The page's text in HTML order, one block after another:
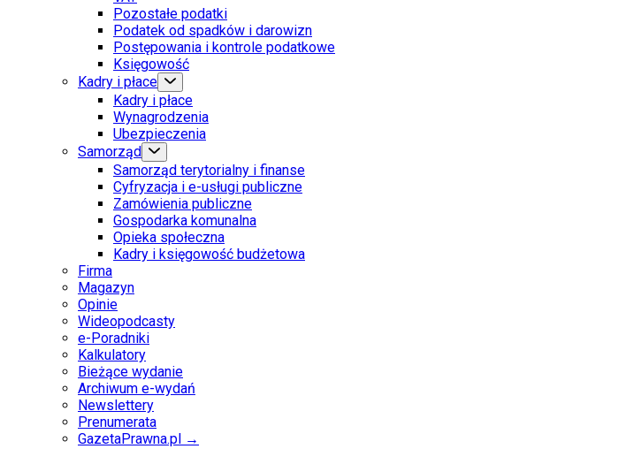
Pozostałe podatki
Podatek od spadków i darowizn
Postępowania i kontrole podatkowe
Księgowość
Kadry i płace
Kadry i płace
Wynagrodzenia
Ubezpieczenia
Samorząd
Samorząd terytorialny i finanse
Cyfryzacja i e-usługi publiczne
Zamówienia publiczne
Gospodarka komunalna
Opieka społeczna
Kadry i księgowość budżetowa
Firma
Magazyn
Opinie
Wideopodcasty
e-Poradniki
Kalkulatory
Bieżące wydanie
Archiwum e-wydań
Newslettery
Prenumerata
GazetaPrawna.pl →